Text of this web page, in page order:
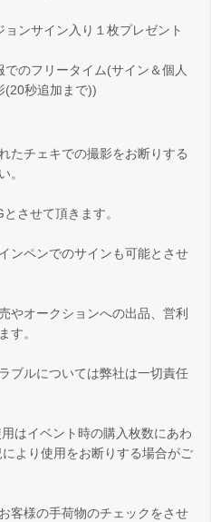
ンサイン入り１枚プレゼント
のフリータイム(サイン＆個人
(20秒追加まで))
たチェキでの撮影をお断りする
。
させて頂きます。
ンペンでのサインも可能とさせ
やオークションへの出品、営利
す。
ブルについては弊社は一切責任
はイベント時の購入枚数にあわ
より使用をお断りする場合がご
客様の手荷物のチェックをさせ